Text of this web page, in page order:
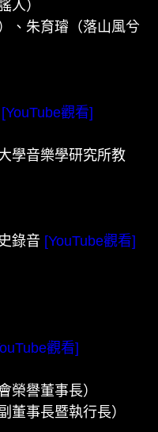
人）
、朱育璿（落山風兮
[YouTube觀看]
學音樂學研究所教
錄音 [YouTube觀看]
觀看]
榮譽董事長）
事長暨執行長）